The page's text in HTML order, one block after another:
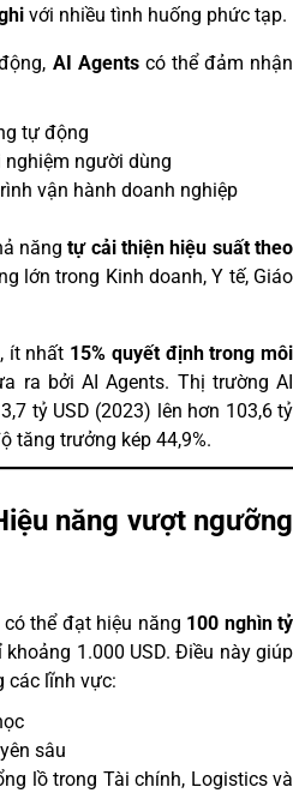
với nhiều tình huống phức tạp.
AI Agentscó thể đảm nhận
tự động
nghiệm người dùng
vận hành doanh nghiệp
năngtự cải thiện hiệu suất theo
lớn trong Kinh doanh, Y tế, Giáo
ít nhất 15% quyết định trong môi
ra bởi AI Agents. Thị trường AI
tỷ USD (2023) lên hơn 103,6 tỷ
tăng trưởng kép 44,9%.
năng vượt ngưỡng
thể đạt hiệu năng 100 nghìn tỷ
1.000 USD. Điều này giúp
các lĩnh vực:
sâu
lồ trong Tài chính, Logistics và